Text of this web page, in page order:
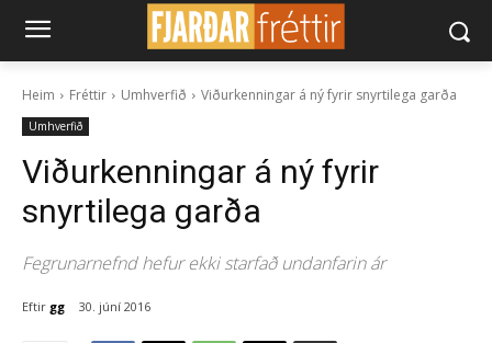
Heim Fréttir Umhverfið Viðurkenningar á ný fyrir snyrtilega garða
Umhverfið
Viðurkenningar á ný fyrir
snyrtilega garða
Fegrunarnefnd hefur ekki starfað undanfarin ár
Eftir gg 30. júní 2016